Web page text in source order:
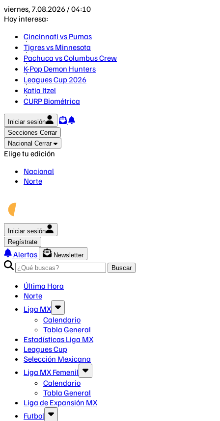
viernes, 7.08.2026 / 04:10
Hoy interesa:
Cincinnati vs Pumas
Tigres vs Minnesota
Pachuca vs Columbus Crew
K-Pop Demon Hunters
Leagues Cup 2026
Katia Itzel
CURP Biométrica
Iniciar sesión
Secciones Cerrar
Nacional Cerrar
Elige tu edición
Nacional
Norte
Iniciar sesión
Regístrate
Alertas
Newsletter
Buscar
Última Hora
Norte
Liga MX
Calendario
Tabla General
Estadísticas Liga MX
Leagues Cup
Selección Mexicana
Liga MX Femenil
Calendario
Tabla General
Liga de Expansión MX
Futbol